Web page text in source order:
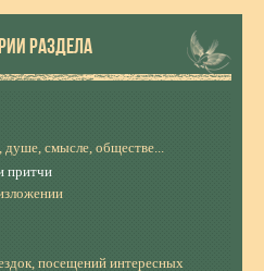
РАЗДЕЛА
смысле, обществе...
притчи
посещений интересных